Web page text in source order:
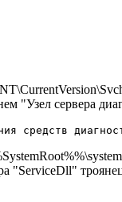
"Узел сервера